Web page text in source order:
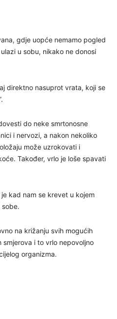
gdje uopće nemamo pogled
u sobu, nikako ne donosi
direktno nasuprot vrata, koji se
do neke smrtonosne
i nervozi, a nakon nekoliko
može uzrokovati i
Također, vrlo je loše spavati
kad nam se krevet u kojem
sobe.
na križanju svih mogućih
i to vrlo nepovoljno
organizma.